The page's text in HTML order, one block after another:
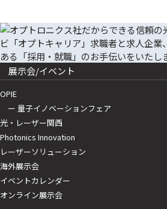
展示会/イベント
OPIE
ー 量子イノベーションフェア
光・レーザー関西
Photonics Innovation
レーザーソリューション
海外展示会
イベントカレンダー
オンライン展示会